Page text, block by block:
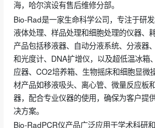
海，哈尔滨设有售后维修分部。
Bio-Rad是一家生命科学公司，专注于研
液体处理、样品处理和细胞处理的仪器、
产品包括移液器、自动分液系统、分液器
和光度计、DNA扩增仪，以及超低温冰箱
应器、CO2培养箱、生物摇床和细胞显微
材产品如移液吸头、离心管、微量反应板
器，配合专业仪器的使用，确保为客户提
决方案。
Bio-RadPCR仪产品广泛应用于学术科研和